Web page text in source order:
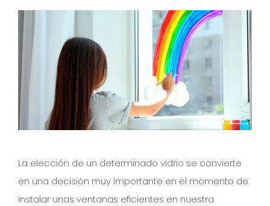
La elección de un determinado vidrio se convierte
en una decisión muy importante en el momento de
instalar unas ventanas eficientes en nuestra